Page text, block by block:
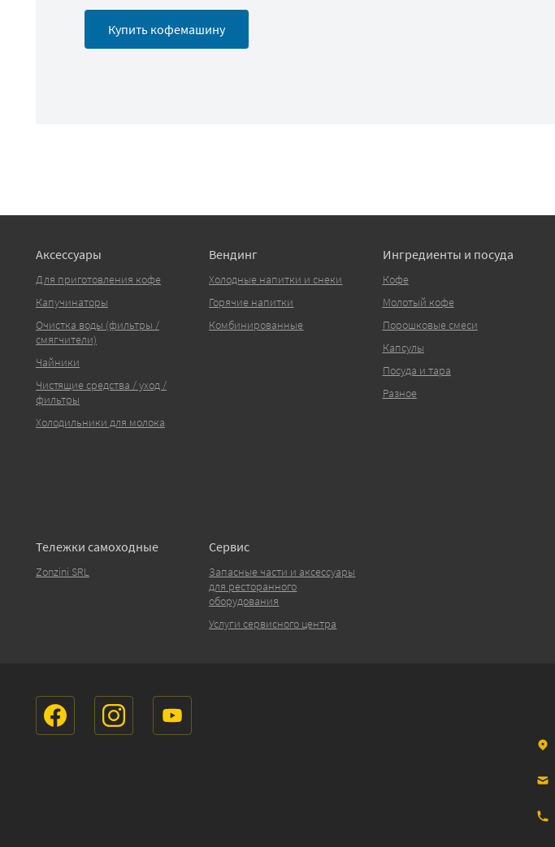
Купить кофемашину
Аксессуары
Для приготовления кофе
Капучинаторы
Очистка воды (фильтры /
смягчители)
Чайники
Чистящие средства / уход /
фильтры
Холодильники для молока
Вендинг
Холодные напитки и снеки
Горячие напитки
Комбинированные
Ингредиенты и посуда
Кофе
Молотый кофе
Порошковые смеси
Капсулы
Посуда и тара
Разное
Тележки самоходные
Zonzini SRL
Сервис
Запасные части и аксессуары
для ресторанного
оборудования
Услуги сервисного центра